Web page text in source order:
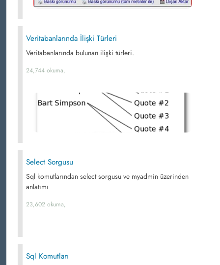
Veritabanlarında İlişki Türleri
Veritabanlarında bulunan ilişki türleri.
24,744 okuma,
Select Sorgusu
Sql komutlarından select sorgusu ve myadmin üzerinden
anlatımı
23,602 okuma,
Sql Komutları